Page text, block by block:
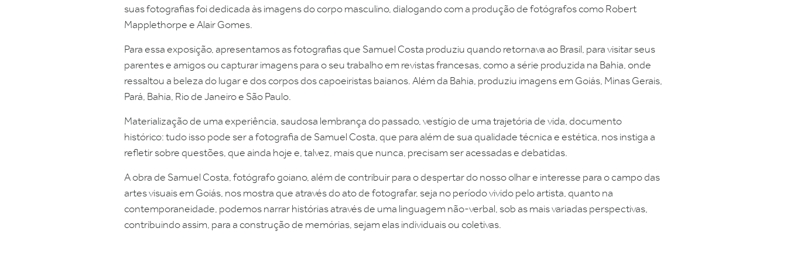
suas fotografias foi dedicada às imagens do corpo masculino, dialogando com a produção de fotógrafos como Robert
Mapplethorpe e Alair Gomes.
Para essa exposição, apresentamos as fotografias que Samuel Costa produziu quando retornava ao Brasil, para visitar seus
parentes e amigos ou capturar imagens para o seu trabalho em revistas francesas, como a série produzida na Bahia, onde
ressaltou a beleza do lugar e dos corpos dos capoeiristas baianos. Além da Bahia, produziu imagens em Goiás, Minas Gerais,
Pará, Bahia, Rio de Janeiro e São Paulo.
Materialização de uma experiência, saudosa lembrança do passado, vestígio de uma trajetória de vida, documento
histórico: tudo isso pode ser a fotografia de Samuel Costa, que para além de sua qualidade técnica e estética, nos instiga a
refletir sobre questões, que ainda hoje e, talvez, mais que nunca, precisam ser acessadas e debatidas.
A obra de Samuel Costa, fotógrafo goiano, além de contribuir para o despertar do nosso olhar e interesse para o campo das
artes visuais em Goiás, nos mostra que através do ato de fotografar, seja no período vivido pelo artista, quanto na
contemporaneidade, podemos narrar histórias através de uma linguagem não-verbal, sob as mais variadas perspectivas,
contribuindo assim, para a construção de memórias, sejam elas individuais ou coletivas.